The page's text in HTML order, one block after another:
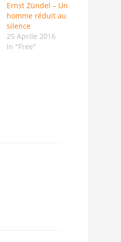
Ernst Zündel – Un
homme réduit au
silence
25 Aprile 2016
In "Free"